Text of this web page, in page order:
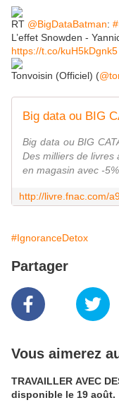
RT @BigDataBatman:
L’effet Snowden -
https://t.co/kuH5kDgnk5
Tonvoisin (Officiel) (
Big data ou BIG
Des milliers de livres
en magasin avec -5%
#IgnoranceDetox
Partager
Vous aimerez
TRAVAILLER AVEC
disponible le 19 août.